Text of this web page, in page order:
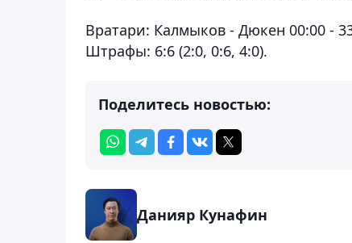
Вратари: Калмыков - Дюкен 00:00 -
Штрафы: 6:6 (2:0, 0:6, 4:0).
Поделитесь новостью:
Данияр Кунафин